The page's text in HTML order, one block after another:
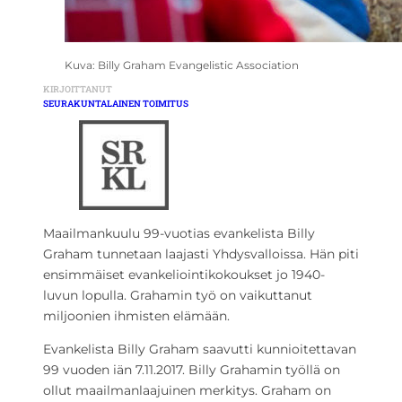
Kuva: Billy Graham Evangelistic Association
KIRJOITTANUT
SEURAKUNTALAINEN TOIMITUS
Maailmankuulu 99-vuotias evankelista Billy
Graham tunnetaan laajasti Yhdysvalloissa. Hän piti
ensimmäiset evankeliointikokoukset jo 1940-
luvun lopulla. Grahamin työ on vaikuttanut
miljoonien ihmisten elämään.
Evankelista Billy Graham saavutti kunnioitettavan
99 vuoden iän 7.11.2017. Billy Grahamin työllä on
ollut maailmanlaajuinen merkitys. Graham on